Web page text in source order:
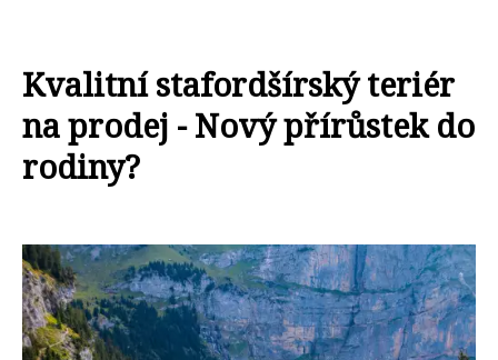
Kvalitní stafordšírský teriér
na prodej - Nový přírůstek do
rodiny?